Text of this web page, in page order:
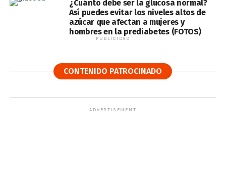
¿Cuánto debe ser la glucosa normal?
Así puedes evitar los niveles altos de
azúcar que afectan a mujeres y
hombres en la prediabetes (FOTOS)
PUBLICIDAD
CONTENIDO PATROCINADO
ADVERTISEMENT